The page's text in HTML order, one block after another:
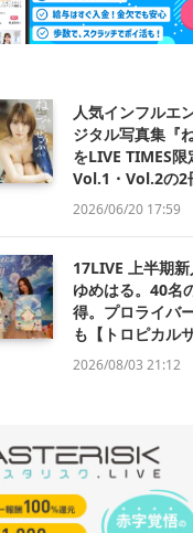
人気インフルエ
ジタル写真集『
をLIVE TIMES限
Vol.1・Vol.2の2
2026/06/20 17:59
17LIVE 上半期
ゆめはる。40名
得。プロライバ
も【トロピカル
2026/08/03 21:12